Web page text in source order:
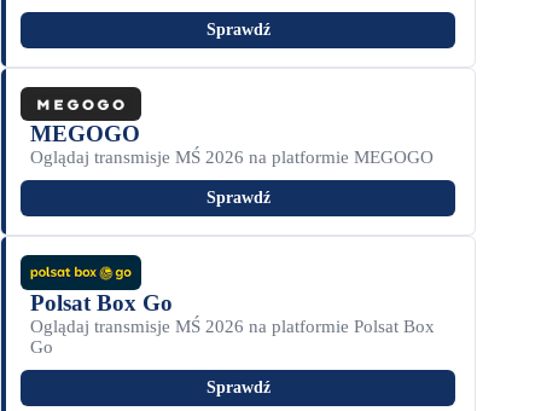
Sprawdź
MEGOGO
Oglądaj transmisje MŚ 2026 na platformie MEGOGO
Sprawdź
Polsat Box Go
Oglądaj transmisje MŚ 2026 na platformie Polsat Box
Go
Sprawdź